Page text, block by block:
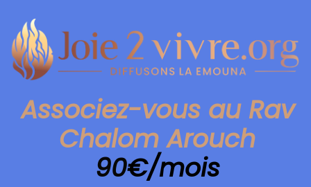
Associez-vous au Rav
Chalom Arouch
90€/mois